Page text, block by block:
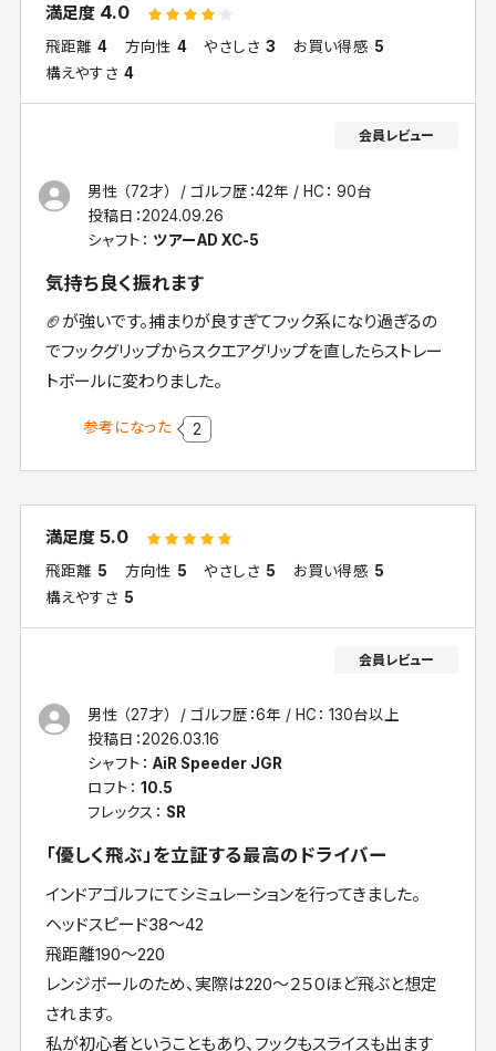
満足度 4.0
飛距離 4 方向性 4 やさしさ 3 お買い得感 5
構えやすさ 4
男性 （72才） ゴルフ歴：42年
HC： 90台
投稿日：2024.09.26
シャフト： ツアーAD XC-5
気持ち良く振れます
🏈が強いです。捕まりが良すぎてフック系になり過ぎるの
でフックグリップからスクエアグリップを直したらストレー
トボールに変わりました。
参考になった 2
満足度5.0
飛距離 5 方向性 5 やさしさ 5 お買い得感 5
構えやすさ 5
男性 （27才） ゴルフ歴：6年
HC： 130台以上
投稿日：2026.03.16
シャフト： AiR Speeder JGR
ロフト： 10.5
フレックス： SR
「優しく飛ぶ」を立証する最高のドライバー
インドアゴルフにてシミュレーションを行ってきました。
ヘッドスピード38〜42
飛距離190〜220
レンジボールのため、実際は220〜２５０ほど飛ぶと想定
されます。
私が初心者ということもあり、フックもスライスも出ます